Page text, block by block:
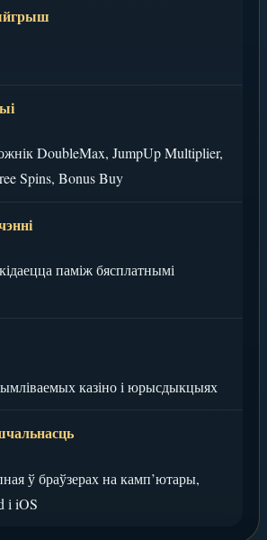
DoubleMax, JumpUp Multiplier,
Spins, Bonus Buy
паміж бясплатнымі
казіно і юрысдыкцыях
ў браўзерах на камп’ютары,
і iOS